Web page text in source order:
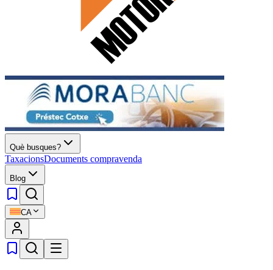
Què busques?
TaxacionsDocuments compravenda
Blog
CA